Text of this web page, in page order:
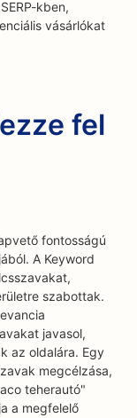
kben,
vásárlókat
fel
fontosságú
A Keyword
szabottak.
javasol,
az oldalára. Egy
megcélzása,
teherautó"
a megfelelő